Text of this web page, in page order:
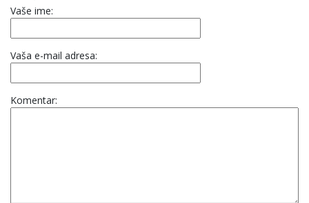
Vaše ime:
Vaša e-mail adresa:
Komentar: